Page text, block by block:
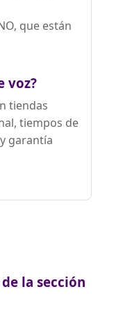
que están
voz?
tiendas
tiempos de
garantía
la sección